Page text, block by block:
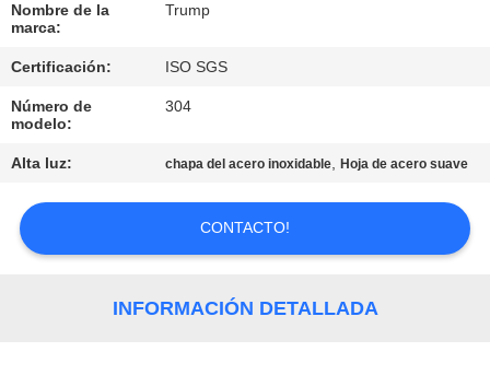
CONTROL
DE
CALIDAD
CONTACTA
CON
NOSOTROS
SOLICITAR
Nombre de la
marca:
Trump
Certificación: ISO SGS
Número de
modelo:
304
Alta luz: chapa del acero inoxidable,Hoja de acero suave
CONTACTO!
INFORMACIÓN DETALLADA